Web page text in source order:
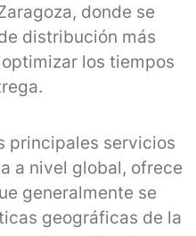
donde se
distribución más
los tiempos
principales servicios
a nivel global, ofrece
generalmente se
geográficas de la